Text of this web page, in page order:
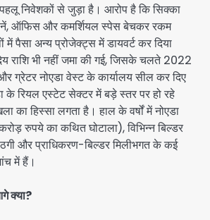
निवेशकों से जुड़ा है। आरोप है कि सिक्का
ऑफिस और कमर्शियल स्पेस बेचकर रकम
पैसा अन्य प्रोजेक्ट्स में डायवर्ट कर दिया
राशि भी नहीं जमा की गई, जिसके चलते 2022
नोएडा वेस्ट के कार्यालय सील कर दिए
के रियल एस्टेट सेक्टर में बड़े स्तर पर हो रहे
का हिस्सा लगता है। हाल के वर्षों में नोएडा
रुपये का कथित घोटाला), विभिन्न बिल्डर
ठगी और प्राधिकरण-बिल्डर मिलीभगत के कई
में हैं।
क्या?